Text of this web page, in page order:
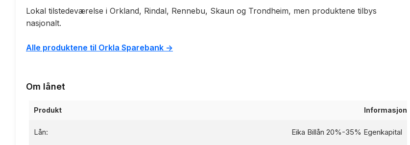
Lokal tilstedeværelse i Orkland, Rindal, Rennebu, Skaun og Trondheim, men produktene tilbys
nasjonalt.
Alle produktene til Orkla Sparebank ->
Om lånet
Produkt Informasjon
Lån: Eika Billån 20%-35% Egenkapital